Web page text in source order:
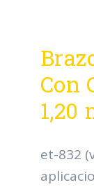
Con
1,20
et-832